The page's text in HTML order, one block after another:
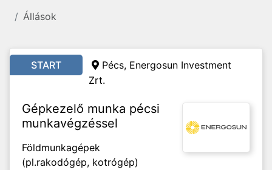
Állások
START
Pécs, Energosun Investment
Zrt.
Gépkezelő munka pécsi
munkavégzéssel
Földmunkagépek
(pl.rakodógép, kotrógép)